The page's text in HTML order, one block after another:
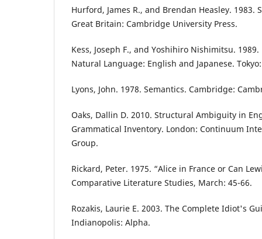
Hurford, James R., and Brendan Heasley. 1983.
Great Britain: Cambridge University Press.
Kess, Joseph F., and Yoshihiro Nishimitsu.
Natural Language: English and Japanese.
Lyons, John. 1978. Semantics. Cambridge:
Oaks, Dallin D. 2010. Structural Ambiguity in
Grammatical Inventory. London: Continuum
Group.
Rickard, Peter. 1975. “Alice in France or Can
Comparative Literature Studies, March: 45-66.
Rozakis, Laurie E. 2003. The Complete Idiot's
Indianopolis: Alpha.